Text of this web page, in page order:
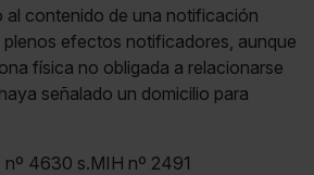
al contenido de una notificación
efectos notificadores, aunque
física no obligada a relacionarse
señalado un domicilio para
nº 4630 s.MIH nº 2491